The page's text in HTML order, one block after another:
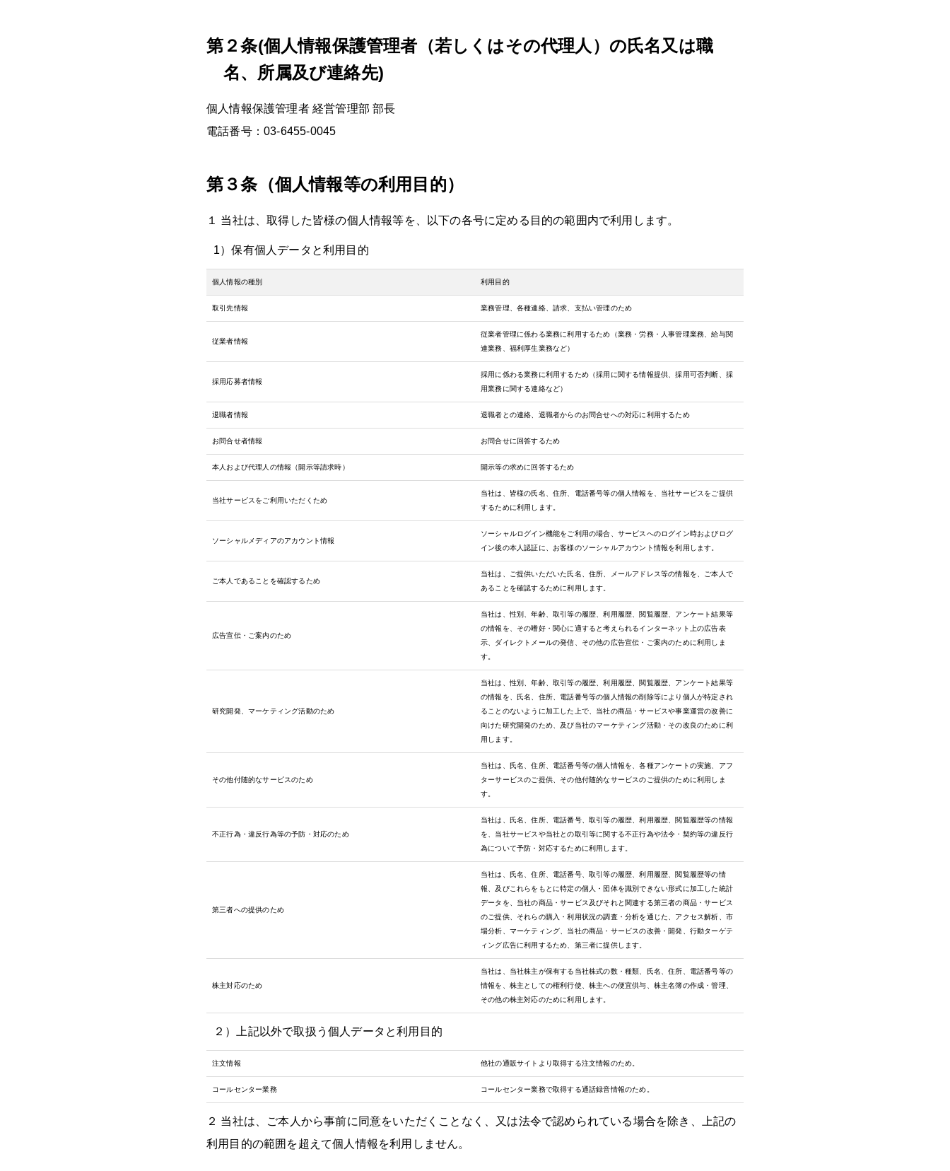
第２条(個人情報保護管理者（若しくはその代理人）の氏名又は職
名、所属及び連絡先)
個人情報保護管理者 経営管理部 部長
電話番号：03-6455-0045
第３条（個人情報等の利用目的）
１ 当社は、取得した皆様の個人情報等を、以下の各号に定める目的の範囲内で利用します。
1）保有個人データと利用目的
個人情報の種別 利用目的
取引先情報 業務管理、各種連絡、請求、支払い管理のため
従業者情報
従業者管理に係わる業務に利用するため（業務・労務・人事管理業務、給与関
連業務、福利厚生業務など）
採用応募者情報
採用に係わる業務に利用するため（採用に関する情報提供、採用可否判断、採
用業務に関する連絡など）
退職者情報 退職者との連絡、退職者からのお問合せへの対応に利用するため
お問合せ者情報 お問合せに回答するため
本人および代理人の情報（開示等請求時） 開示等の求めに回答するため
当社サービスをご利用いただくため
当社は、皆様の氏名、住所、電話番号等の個人情報を、当社サービスをご提供
するために利用します。
ソーシャルメディアのアカウント情報
ソーシャルログイン機能をご利用の場合、サービスへのログイン時およびログ
イン後の本人認証に、お客様のソーシャルアカウント情報を利用します。
ご本人であることを確認するため
当社は、ご提供いただいた氏名、住所、メールアドレス等の情報を、ご本人で
あることを確認するために利用します。
広告宣伝・ご案内のため
当社は、性別、年齢、取引等の履歴、利用履歴、閲覧履歴、アンケート結果等
の情報を、その嗜好・関心に適すると考えられるインターネット上の広告表
示、ダイレクトメールの発信、その他の広告宣伝・ご案内のために利用しま
す。
研究開発、マーケティング活動のため
当社は、性別、年齢、取引等の履歴、利用履歴、閲覧履歴、アンケート結果等
の情報を、氏名、住所、電話番号等の個人情報の削除等により個人が特定され
ることのないように加工した上で、当社の商品・サービスや事業運営の改善に
向けた研究開発のため、及び当社のマーケティング活動・その改良のために利
用します。
その他付随的なサービスのため
当社は、氏名、住所、電話番号等の個人情報を、各種アンケートの実施、アフ
ターサービスのご提供、その他付随的なサービスのご提供のために利用しま
す。
不正行為・違反行為等の予防・対応のため
当社は、氏名、住所、電話番号、取引等の履歴、利用履歴、閲覧履歴等の情報
を、当社サービスや当社との取引等に関する不正行為や法令・契約等の違反行
為について予防・対応するために利用します。
第三者への提供のため
当社は、氏名、住所、電話番号、取引等の履歴、利用履歴、閲覧履歴等の情
報、及びこれらをもとに特定の個人・団体を識別できない形式に加工した統計
データを、当社の商品・サービス及びそれと関連する第三者の商品・サービス
のご提供、それらの購入・利用状況の調査・分析を通じた、アクセス解析、市
場分析、マーケティング、当社の商品・サービスの改善・開発、行動ターゲテ
ィング広告に利用するため、第三者に提供します。
株主対応のため
当社は、当社株主が保有する当社株式の数・種類、氏名、住所、電話番号等の
情報を、株主としての権利行使、株主への便宜供与、株主名簿の作成・管理、
その他の株主対応のために利用します。
２）上記以外で取扱う個人データと利用目的
注文情報 他社の通販サイトより取得する注文情報のため。
コールセンター業務 コールセンター業務で取得する通話録音情報のため。
２ 当社は、ご本人から事前に同意をいただくことなく、又は法令で認められている場合を除き、上記の
利用目的の範囲を超えて個人情報を利用しません。